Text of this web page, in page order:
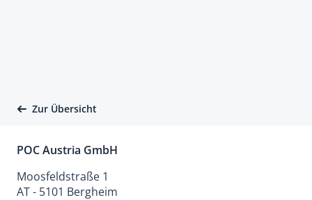
Zur Übersicht
POC Austria GmbH
Moosfeldstraße 1
AT - 5101 Bergheim